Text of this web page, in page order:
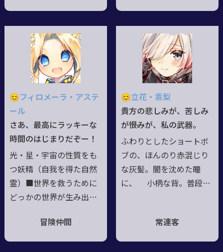
年。【今】猟兵になっ
て、グモリアベースで別
世界の父に出会って一緒
に居たがる年頃。別世界
の子供と理解された上
で、ロイドの養父であり
ロンの別世界の祖父は、
可愛がってくれてる【別
（マオ）
るのか、それは誰にも分
らない。決意と共に新た
なる道に歩みだす魅夜は
悪夢の力さえもその手に
収め、漆黒の翼で舞い上
がる。邪悪なる力を希望
への道標へと変え、暗黒
と進むために。彼女こそ
は悪夢を纏いし希望の魔
性。
😊フィロメーラ・アステ
ール
さあ、最高にラッキーな
時間のはじまりだぞー！
光・星・宇宙の性質をも
つ妖精（自我を得た自然
霊）■世界を救うために
どっかの世界が生み出し
め込みすぎた影響で記憶
冒険仲間
😊立花・乖梨
貴方の悲しみが、苦しみ
が――恨みが、私の武器。
ふわりとしたショートボ
ブの、ほんのり赤混じり
な灰髪。闇を沈めた瞳
に、 小柄な背。普段は
では引っ込み思案な小動
常連客